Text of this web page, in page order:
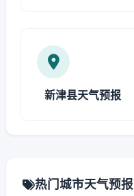
新津县天气预报
热门城市天气预报